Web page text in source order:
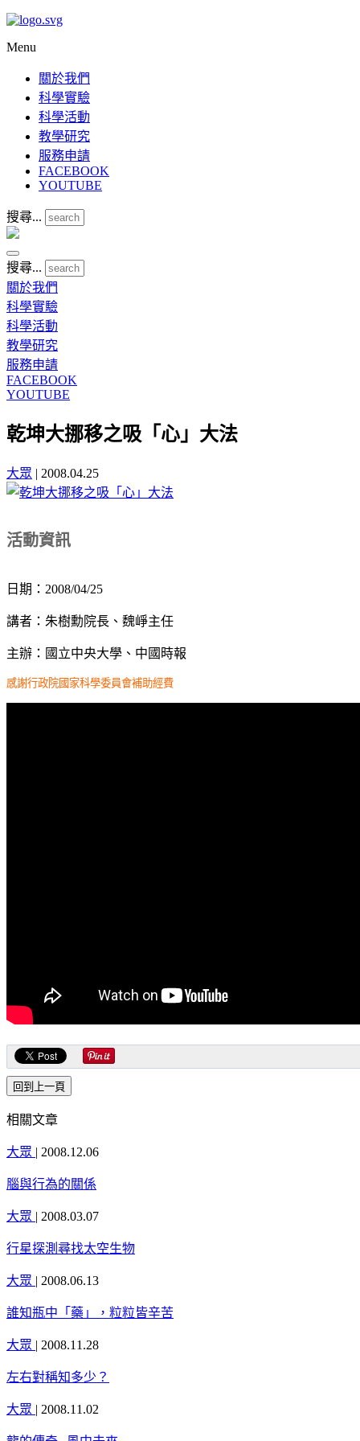
Menu
關於我們
科學實驗
科學活動
教學研究
服務申請
FACEBOOK
YOUTUBE
搜尋...
搜尋...
關於我們
科學實驗
科學活動
教學研究
服務申請
FACEBOOK
YOUTUBE
乾坤大挪移之吸「心」大法
大眾 | 2008.04.25
活動資訊
日期：2008/04/25
講者：朱樹勳院長、魏崢主任
主辦：國立中央大學、中國時報
感謝行政院國家科學委員會補助經費
相關文章
大眾 | 2008.12.06
腦與行為的關係
大眾 | 2008.03.07
行星探測尋找太空生物
大眾 | 2008.06.13
誰知瓶中「藥」，粒粒皆辛苦
大眾 | 2008.11.28
左右對稱知多少？
大眾 | 2008.11.02